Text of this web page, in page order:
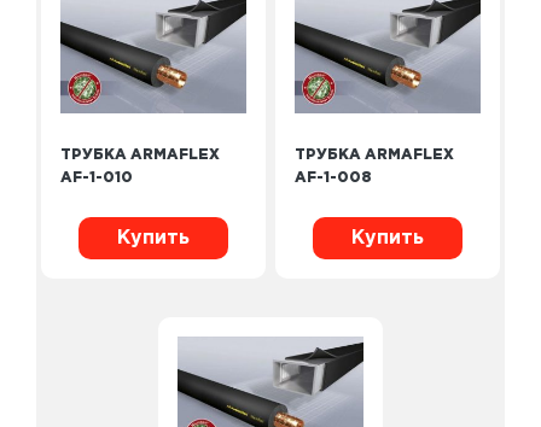
ТРУБКА ARMAFLEX
AF-1-010
Купить
ТРУБКА ARMAFLEX
AF-1-008
Купить